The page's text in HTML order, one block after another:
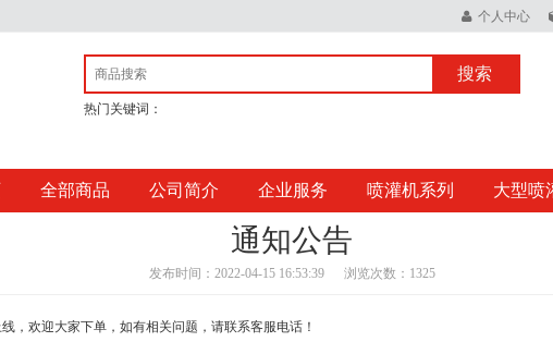
个人中心
搜索
热门关键词：
全部商品 公司简介 企业服务 喷灌机系列 大型喷
通知公告
发布时间：2022-04-15 16:53:39 浏览次数：1325
，欢迎大家下单，如有相关问题，请联系客服电话！